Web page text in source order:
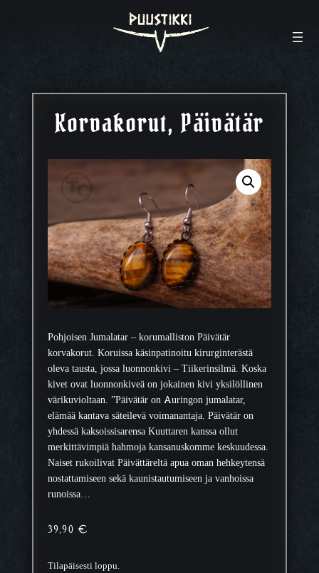
Korvakorut, Päivätär
Pohjoisen Jumalatar – korumalliston Päivätär
korvakorut. Koruissa käsinpatinoitu kirurginterästä
oleva tausta, jossa luonnonkivi – Tiikerinsilmä. Koska
kivet ovat luonnonkiveä on jokainen kivi yksilöllinen
värikuvioltaan. ”Päivätär on Auringon jumalatar,
elämää kantava säteilevä voimanantaja. Päivätär on
yhdessä kaksoissisarensa Kuuttaren kanssa ollut
merkittävimpiä hahmoja kansanuskomme keskuudessa.
Naiset rukoilivat Päivättäreltä apua oman hehkeytensä
nostattamiseen sekä kaunistautumiseen ja vanhoissa
runoissa…
39,90 €
Tilapäisesti loppu.